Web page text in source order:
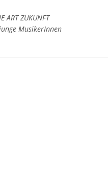
ART ZUKUNFT
MusikerInnen